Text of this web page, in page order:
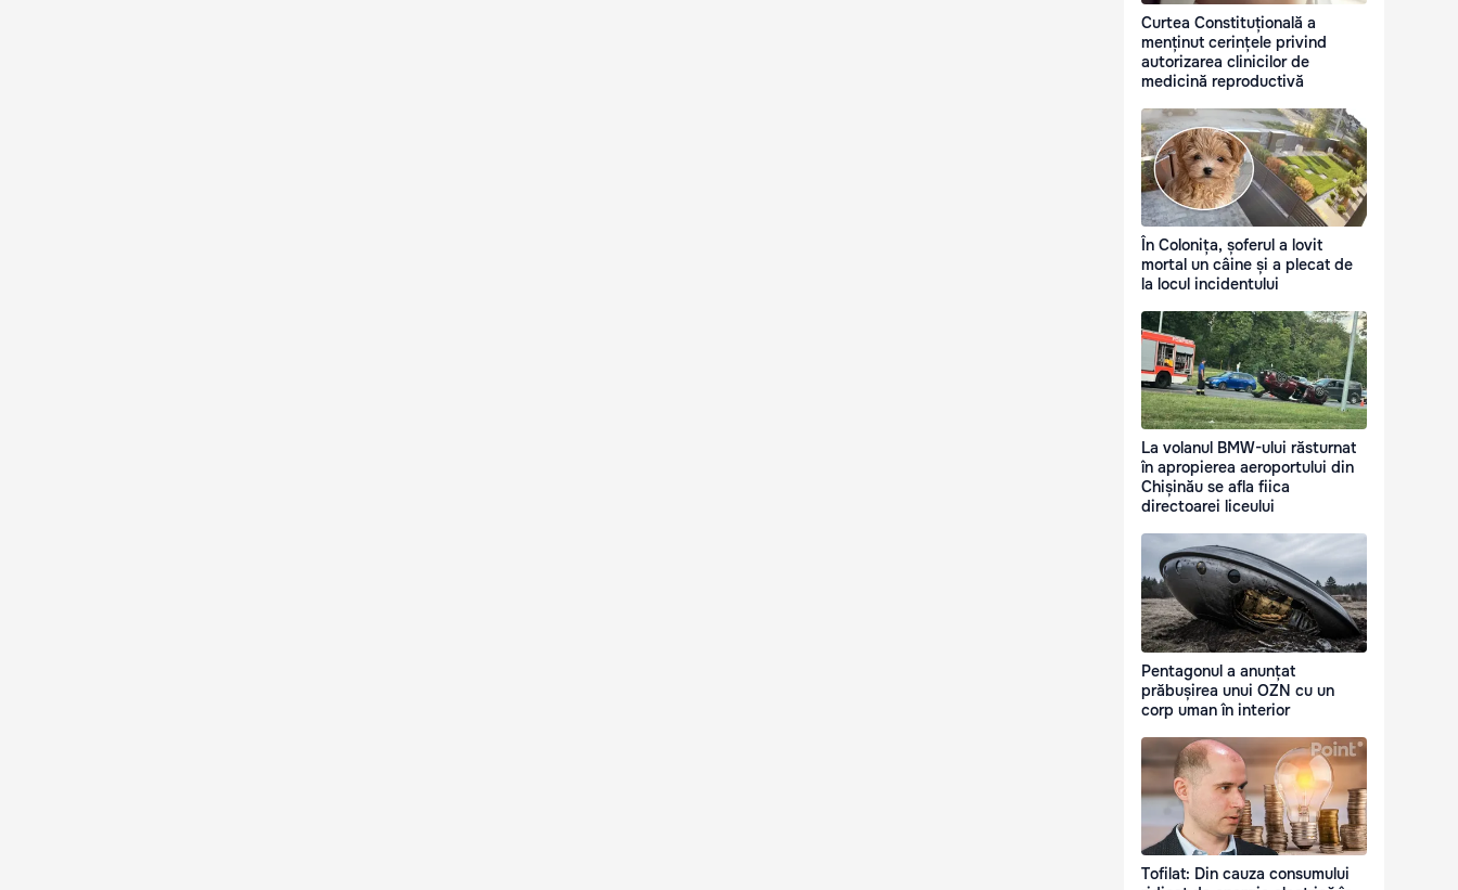
Curtea Constituțională a
menținut cerințele privind
autorizarea clinicilor de
medicină reproductivă
În Colonița, șoferul a lovit
mortal un câine și a plecat de
la locul incidentului
La volanul BMW-ului răsturnat
în apropierea aeroportului din
Chișinău se afla fiica
directoarei liceului
Pentagonul a anunțat
prăbușirea unui OZN cu un
corp uman în interior
Tofilat: Din cauza consumului